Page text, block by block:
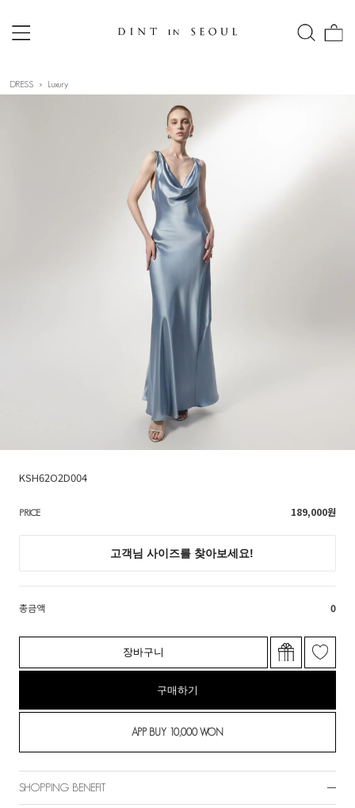
DRESS Luxury
KSH62O2D004
PRICE 189,000원
총금액 0
장바구니
구매하기
SHOPPING BENEFIT